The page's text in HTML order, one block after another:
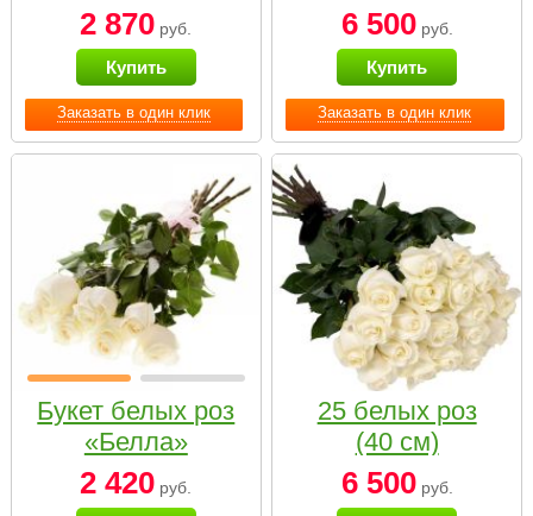
Заказать в один клик
2 870 руб.
Купить
Заказать в один клик
6 500руб.
Купить
Букет белых роз
«Белла»
2 420 руб.
25 белых роз
(40 см)
6 500руб.